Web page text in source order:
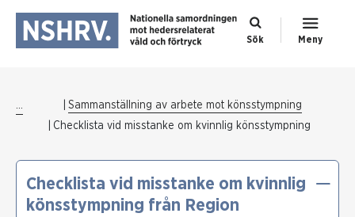
Sök Meny
...
Sammanställning av arbete mot könsstympning
Checklista vid misstanke om kvinnlig könsstympning
Checklista vid misstanke om kvinnlig
könsstympning från Region